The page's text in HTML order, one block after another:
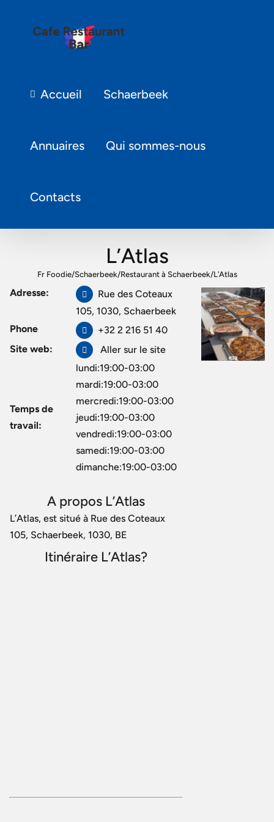
Accueil Schaerbeek
Annuaires Qui sommes-nous
Contacts
L’Atlas
Fr Foodie/Schaerbeek/Restaurant à Schaerbeek/L’Atlas
Adresse:
Rue des Coteaux
105, 1030, Schaerbeek
Phone
+32 2 216 51 40
Site web:
Aller sur le site
Temps de
travail:
lundi:19:00-03:00
mardi:19:00-03:00
mercredi:19:00-03:00
jeudi:19:00-03:00
vendredi:19:00-03:00
samedi:19:00-03:00
dimanche:19:00-03:00
A propos L’Atlas
L’Atlas, est situé à Rue des Coteaux
105, Schaerbeek, 1030, BE
Itinéraire L’Atlas?